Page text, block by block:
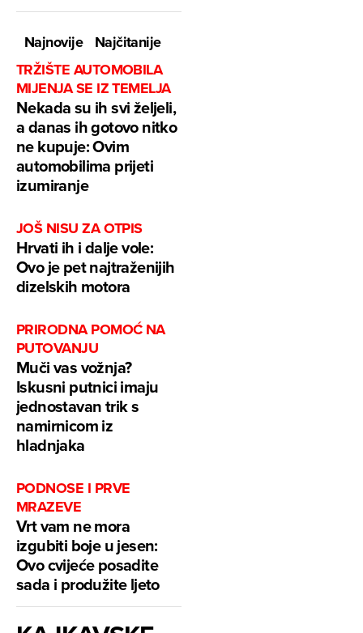
Najnovije
Najčitanije
TRŽIŠTE AUTOMOBILA
MIJENJA SE IZ TEMELJA
Nekada su ih svi željeli,
a danas ih gotovo nitko
ne kupuje: Ovim
automobilima prijeti
izumiranje
JOŠ NISU ZA OTPIS
Hrvati ih i dalje vole:
Ovo je pet najtraženijih
dizelskih motora
PRIRODNA POMOĆ NA
PUTOVANJU
Muči vas vožnja?
Iskusni putnici imaju
jednostavan trik s
namirnicom iz
hladnjaka
PODNOSE I PRVE
MRAZEVE
Vrt vam ne mora
izgubiti boje u jesen:
Ovo cvijeće posadite
sada i produžite ljeto